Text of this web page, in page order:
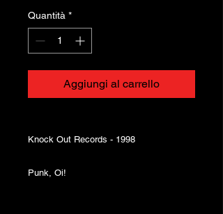
Quantità *
Aggiungi al carrello
Knock Out Records - 1998
Punk, Oi!